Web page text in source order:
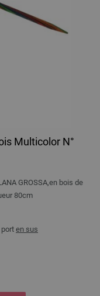
Multicolor N°
GROSSA,en bois de
80cm
en sus